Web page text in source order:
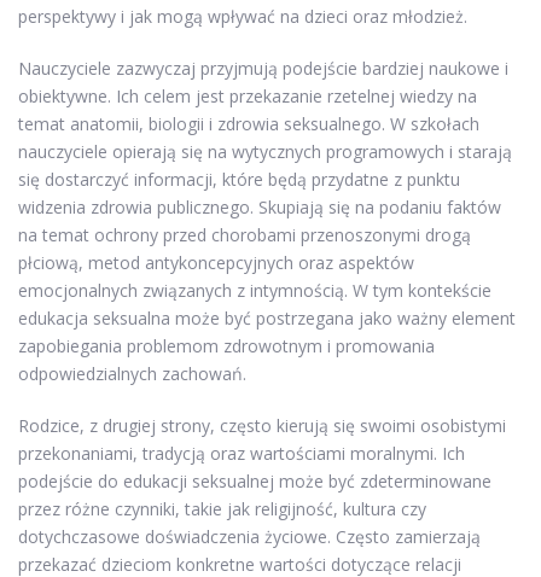
perspektywy i jak mogą wpływać na dzieci oraz młodzież.
Nauczyciele zazwyczaj przyjmują podejście bardziej naukowe i
obiektywne. Ich celem jest przekazanie rzetelnej wiedzy na
temat anatomii, biologii i zdrowia seksualnego. W szkołach
nauczyciele opierają się na wytycznych programowych i starają
się dostarczyć informacji, które będą przydatne z punktu
widzenia zdrowia publicznego. Skupiają się na podaniu faktów
na temat ochrony przed chorobami przenoszonymi drogą
płciową, metod antykoncepcyjnych oraz aspektów
emocjonalnych związanych z intymnością. W tym kontekście
edukacja seksualna może być postrzegana jako ważny element
zapobiegania problemom zdrowotnym i promowania
odpowiedzialnych zachowań.
Rodzice, z drugiej strony, często kierują się swoimi osobistymi
przekonaniami, tradycją oraz wartościami moralnymi. Ich
podejście do edukacji seksualnej może być zdeterminowane
przez różne czynniki, takie jak religijność, kultura czy
dotychczasowe doświadczenia życiowe. Często zamierzają
przekazać dzieciom konkretne wartości dotyczące relacji